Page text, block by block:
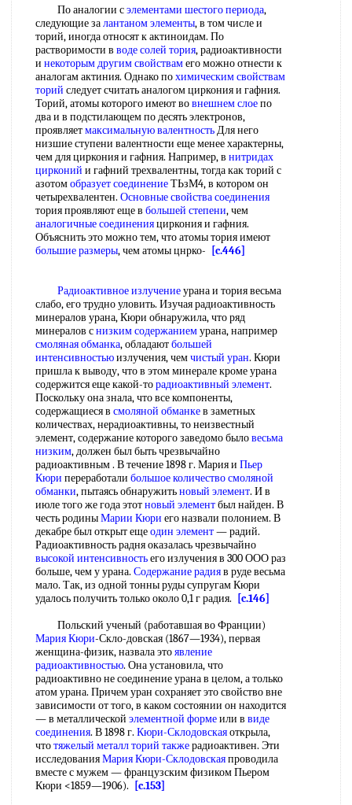
По аналогии сэлементами шестого периода,
следующие залантаном элементы, в том числе и
торий, иногда относят к актиноидам. По
растворимости в воде солей тория, радиоактивности
и некоторым другим свойствамего можно отнести к
аналогам актиния. Однако похимическим свойствам
торий следует считать аналогом циркония и гафния.
Торий, атомы которого имеют вовнешнем слоепо
два и в подстилающем по десять электронов,
проявляетмаксимальную валентностьДля него
низшие ступени валентности еще менее характерны,
чем для циркония и гафния. Например, в нитридах
цирконий и гафний трехвалентны, тогда как торий с
азотомобразует соединениеТЬзМ4, в котором он
четырехвалентен. Основные свойства соединения
тория проявляют еще в большей степени, чем
аналогичные соединенияциркония и гафния.
Объяснить это можно тем, что атомы тория имеют
большие размеры, чем атомы цнрко- [c.446]
Радиоактивное излучениеурана и тория весьма
слабо, его трудно уловить. Изучая радиоактивность
минералов урана, Кюри обнаружила, что ряд
минералов снизким содержаниемурана, например
смоляная обманка, обладаютбольшей
интенсивностьюизлучения, чемчистый уран. Кюри
пришла к выводу, что в этом минерале кроме урана
содержится еще какой-торадиоактивный элемент.
Поскольку она знала, что все компоненты,
содержащиеся в смоляной обманкев заметных
количествах, нерадиоактивны, то неизвестный
элемент, содержание которого заведомо быловесьма
низким, должен был быть чрезвычайно
радиоактивным . В течение 1898 г. Мария и Пьер
Кюри переработали большое количествосмоляной
обманки, пытаясь обнаружитьновый элемент. И в
июле того же года этотновый элементбыл найден. В
честь родиныМарии Кюри его назвали полонием. В
декабре был открыт ещеодин элемент— радий.
Радиоактивность радня оказалась чрезвычайно
высокой интенсивностьего излучения в 300 ООО раз
больше, чем у урана. Содержание радияв руде весьма
мало. Так, из одной тонны руды супругам Кюри
удалось получить только около 0,1 г радия.
[c.146]
Польский ученый (работавшая во Франции)
Мария Кюри-Скло-довская (1867—1934), первая
женщина-физик, назвала этоявление
радиоактивностью. Она установила, что
радиоактивно не соединение урана в целом, а только
атом урана. Причем уран сохраняет это свойство вне
зависимости от того, в каком состоянии он находится
— в металлической элементной формеили в виде
соединения. В 1898 г. Кюри-Склодовскаяоткрыла,
чтотяжелый металлторий такжерадиоактивен. Эти
исследованияМария Кюри-Склодовскаяпроводила
вместе с мужем — французским физиком Пьером
Кюри <1859—1906).
[c.153]